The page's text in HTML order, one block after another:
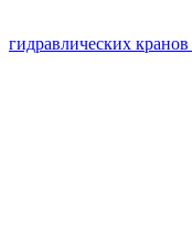
гидравлических кранов